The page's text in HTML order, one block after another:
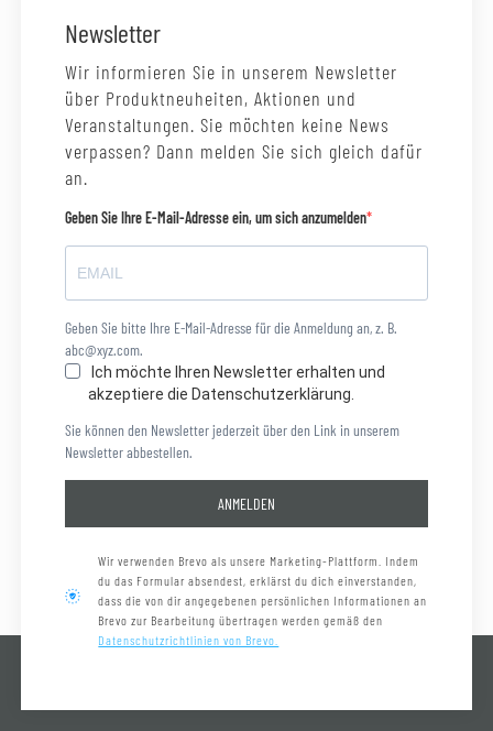
Newsletter
Wir informieren Sie in unserem Newsletter
über Produktneuheiten, Aktionen und
Veranstaltungen. Sie möchten keine News
verpassen? Dann melden Sie sich gleich dafür
an.
Geben Sie Ihre E-Mail-Adresse ein, um sich anzumelden
Geben Sie bitte Ihre E-Mail-Adresse für die Anmeldung an, z. B.
abc@xyz.com.
Ich möchte Ihren Newsletter erhalten und
akzeptiere die Datenschutzerklärung.
Sie können den Newsletter jederzeit über den Link in unserem
Newsletter abbestellen.
ANMELDEN
Wir verwenden Brevo als unsere Marketing-Plattform. Indem
du das Formular absendest, erklärst du dich einverstanden,
dass die von dir angegebenen persönlichen Informationen an
Brevo zur Bearbeitung übertragen werden gemäß den
Datenschutzrichtlinien von Brevo.